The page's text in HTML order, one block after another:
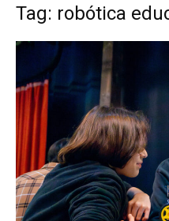
Tag: robótica